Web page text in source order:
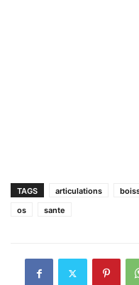
TAGS articulations
os
sante